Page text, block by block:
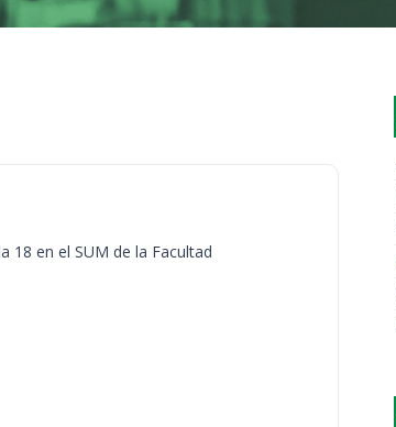
18 en el SUM de la Facultad